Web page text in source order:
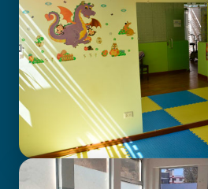
CENTRO DE